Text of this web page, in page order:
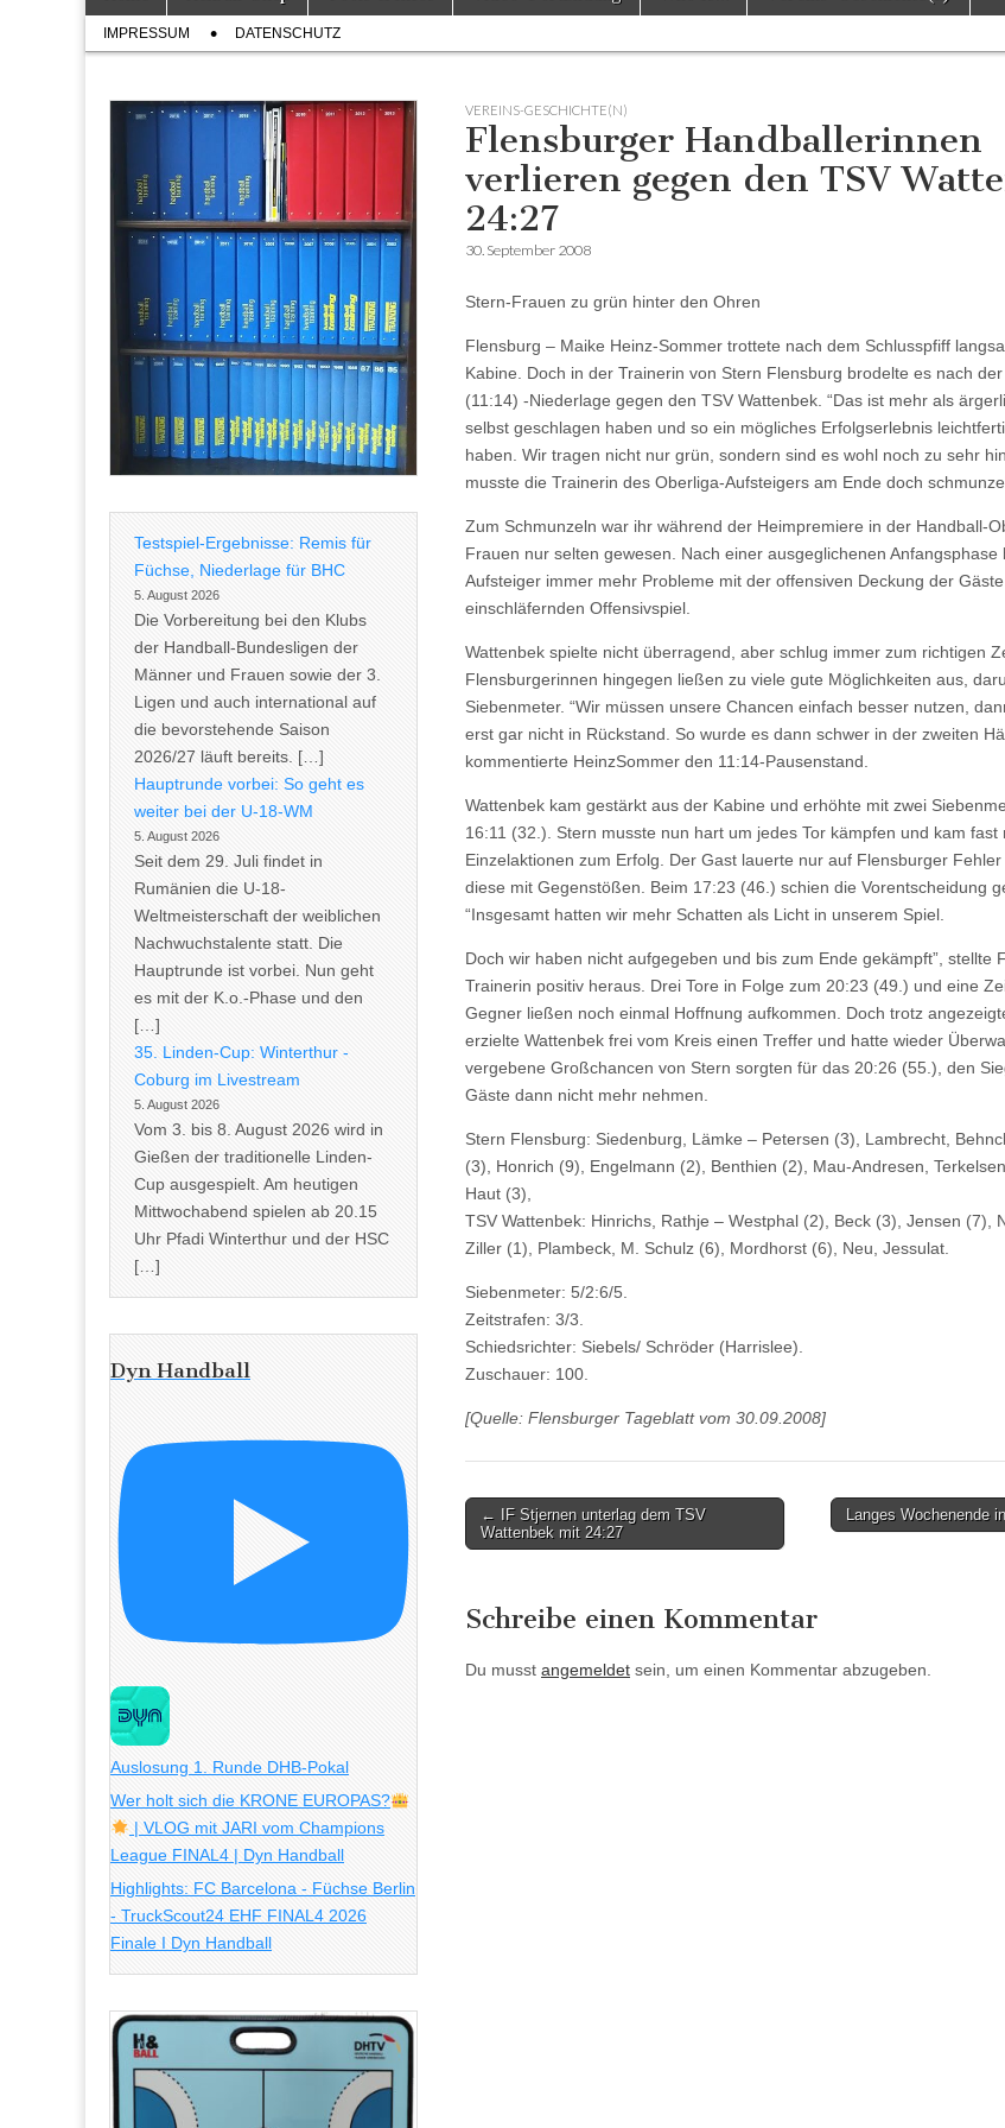
menu
content
Sub
menu
IMPRESSUM DATENSCHUTZ
VEREINS-GESCHICHTE(N)
Flensburger Handballerinnen
verlieren gegen den TSV
24:27
30. September 2008
Stern-Frauen zu grün hinter den Ohren
Flensburg – Maike Heinz-Sommer trottete nach dem Schlusspfiff
Kabine. Doch in der Trainerin von Stern Flensburg brodelte es nach
(11:14) -Niederlage gegen den TSV Wattenbek. “Das ist mehr als
selbst geschlagen haben und so ein mögliches Erfolgserlebnis
haben. Wir tragen nicht nur grün, sondern sind es wohl noch zu sehr
musste die Trainerin des Oberliga-Aufsteigers am Ende doch
Zum Schmunzeln war ihr während der Heimpremiere in der Handball-
Frauen nur selten gewesen. Nach einer ausgeglichenen Anfangsphase
Aufsteiger immer mehr Probleme mit der offensiven Deckung der
einschläfernden Offensivspiel.
Wattenbek spielte nicht überragend, aber schlug immer zum richtigen
Flensburgerinnen hingegen ließen zu viele gute Möglichkeiten aus,
Siebenmeter. “Wir müssen unsere Chancen einfach besser nutzen,
erst gar nicht in Rückstand. So wurde es dann schwer in der zweiten
kommentierte HeinzSommer den 11:14-Pausenstand.
Wattenbek kam gestärkt aus der Kabine und erhöhte mit zwei
16:11 (32.). Stern musste nun hart um jedes Tor kämpfen und kam fast
Einzelaktionen zum Erfolg. Der Gast lauerte nur auf Flensburger
diese mit Gegenstößen. Beim 17:23 (46.) schien die Vorentscheidung
“Insgesamt hatten wir mehr Schatten als Licht in unserem Spiel.
Doch wir haben nicht aufgegeben und bis zum Ende gekämpft”, stellte
Trainerin positiv heraus. Drei Tore in Folge zum 20:23 (49.) und eine
Gegner ließen noch einmal Hoffnung aufkommen. Doch trotz
erzielte Wattenbek frei vom Kreis einen Treffer und hatte wieder
vergebene Großchancen von Stern sorgten für das 20:26 (55.), den
Gäste dann nicht mehr nehmen.
Stern Flensburg: Siedenburg, Lämke – Petersen (3), Lambrecht,
(3), Honrich (9), Engelmann (2), Benthien (2), Mau-Andresen,
Haut (3),
TSV Wattenbek: Hinrichs, Rathje – Westphal (2), Beck (3), Jensen (7),
Ziller (1), Plambeck, M. Schulz (6), Mordhorst (6), Neu, Jessulat.
Siebenmeter: 5/2:6/5.
Zeitstrafen: 3/3.
Schiedsrichter: Siebels/ Schröder (Harrislee).
Zuschauer: 100.
[Quelle: Flensburger Tageblatt vom 30.09.2008]
Post
navigation
← IF Stjernen unterlag dem TSV
Wattenbek mit 24:27
Langes Wochenende
Schreibe einen Kommentar
Du musst angemeldet sein, um einen Kommentar abzugeben.
Testspiel-Ergebnisse: Remis für
Füchse, Niederlage für BHC
5. August 2026
Die Vorbereitung bei den Klubs
der Handball-Bundesligen der
Männer und Frauen sowie der 3.
Ligen und auch international auf
die bevorstehende Saison
2026/27 läuft bereits. […]
Hauptrunde vorbei: So geht es
weiter bei der U-18-WM
5. August 2026
Seit dem 29. Juli findet in
Rumänien die U-18-
Weltmeisterschaft der weiblichen
Nachwuchstalente statt. Die
Hauptrunde ist vorbei. Nun geht
es mit der K.o.-Phase und den
[…]
35. Linden-Cup: Winterthur -
Coburg im Livestream
5. August 2026
Vom 3. bis 8. August 2026 wird in
Gießen der traditionelle Linden-
Cup ausgespielt. Am heutigen
Mittwochabend spielen ab 20.15
Uhr Pfadi Winterthur und der HSC
[…]
Dyn Handball
Auslosung 1. Runde DHB-Pokal
Wer holt sich die KRONE EUROPAS?
| VLOG mit JARI vom Champions
League FINAL4 | Dyn Handball
Highlights: FC Barcelona - Füchse Berlin
- TruckScout24 EHF FINAL4 2026
Finale I Dyn Handball